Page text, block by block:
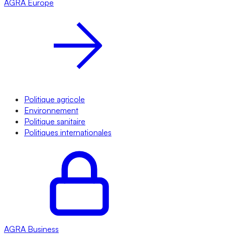
AGRA Europe
Politique agricole
Environnement
Politique sanitaire
Politiques internationales
AGRA Business